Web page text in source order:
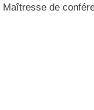
Maîtresse de